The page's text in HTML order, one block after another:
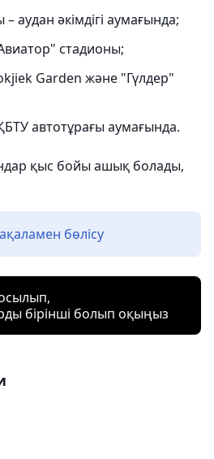
аудан әкімдігі аумағында;
стадионы;
Garden және "Гүлдер"
автотұрағы аумағында.
қыс бойы ашық болады,
бөлісу
бірінші болып оқыңыз